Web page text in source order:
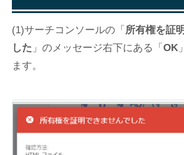
(1)サーチコンソールの「 所有権を証
した 」のメッセージ右下にある「 OK
ます。